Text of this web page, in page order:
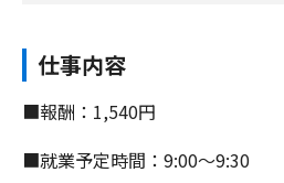
仕事内容
■報酬：1,540円
■就業予定時間：9:00〜9:30